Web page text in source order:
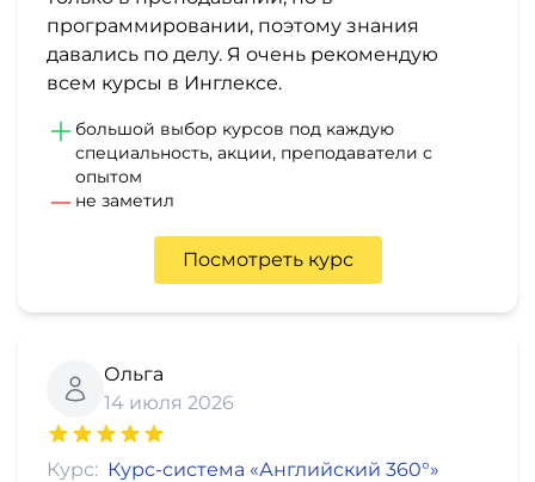
программировании, поэтому знания
давались по делу. Я очень рекомендую
всем курсы в Инглексе.
большой выбор курсов под каждую
специальность, акции, преподаватели с
опытом
не заметил
Посмотреть курс
Ольга
14 июля 2026
Курс: Курс-система «Английский 360°»